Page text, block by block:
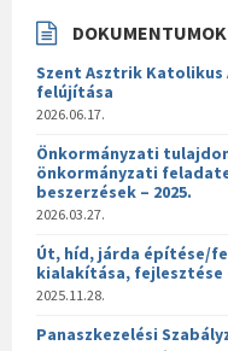
DOKUMENTUMOK
Szent Asztrik
felújítása
2026.06.17.
Önkormányzati
önkormányzati
beszerzések – 2025.
2026.03.27.
Út, híd, járda építése/
kialakítása, fejlesztése
2025.11.28.
Panaszkezelési